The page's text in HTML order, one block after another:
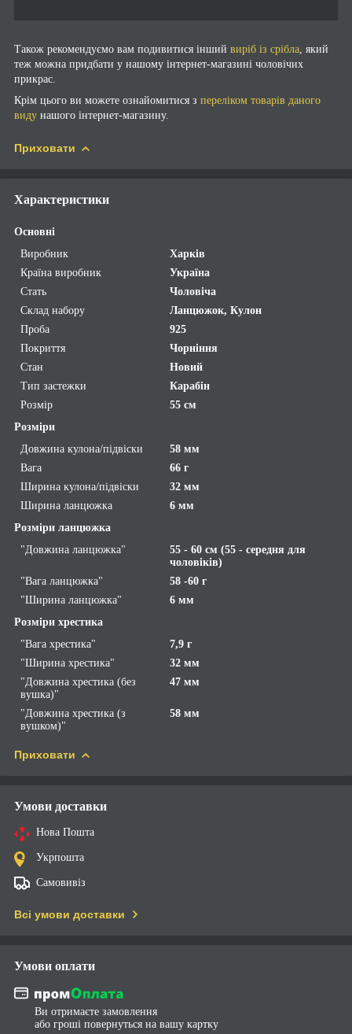
Також рекомендуємо вам подивитися інший виріб із срібла , який
теж можна придбати у нашому інтернет-магазині чоловічих
прикрас.
Крім цього ви можете ознайомитися з переліком товарів даного
виду нашого інтернет-магазину.
Приховати
Характеристики
Основні
Виробник
Харків
Країна виробник
Україна
Стать
Чоловіча
Склад набору
Ланцюжок, Кулон
Проба
925
Покриття
Чорніння
Стан
Новий
Тип застежки
Карабін
Розмір
55 см
Розміри
Довжина кулона/підвіски
58 мм
Вага
66 г
Ширина кулона/підвіски
32 мм
Ширина ланцюжка
6 мм
Розміри ланцюжка
"Довжина ланцюжка"
55 - 60 см (55 - середня для
чоловіків)
"Вага ланцюжка"
58 -60 г
"Ширина ланцюжка"
6 мм
Розміри хрестика
"Вага хрестика"
7,9 г
"Ширина хрестика"
32 мм
"Довжина хрестика (без
вушка)"
47 мм
"Довжина хрестика (з
вушком)"
58 мм
Приховати
Умови доставки
Нова Пошта
Укрпошта
Самовивіз
Всі умови доставки
Умови оплати
Ви отримаєте замовлення
або гроші повернуться на вашу картку